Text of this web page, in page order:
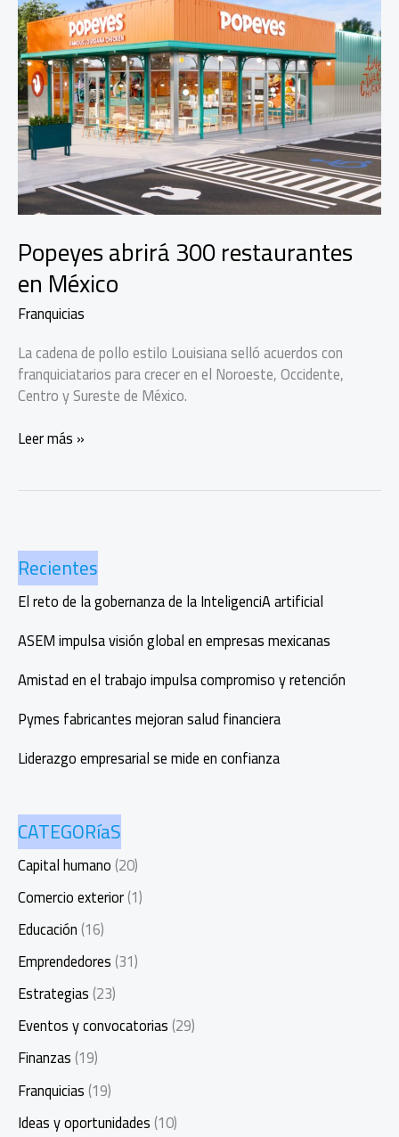
Popeyes abrirá 300 restaurantes
en México
Franquicias
La cadena de pollo estilo Louisiana selló acuerdos con
franquiciatarios para crecer en el Noroeste, Occidente,
Centro y Sureste de México.
Popeyes
México
Leer más »
Recientes
El reto de la gobernanza de la InteligenciA artificial
ASEM impulsa visión global en empresas mexicanas
Amistad en el trabajo impulsa compromiso y retención
Pymes fabricantes mejoran salud financiera
Liderazgo empresarial se mide en confianza
CATEGORíaS
Capital humano(20)
Comercio exterior(1)
Educación(16)
Emprendedores(31)
Estrategias(23)
Eventos y convocatorias(29)
Finanzas(19)
Franquicias(19)
Ideas y oportunidades(10)